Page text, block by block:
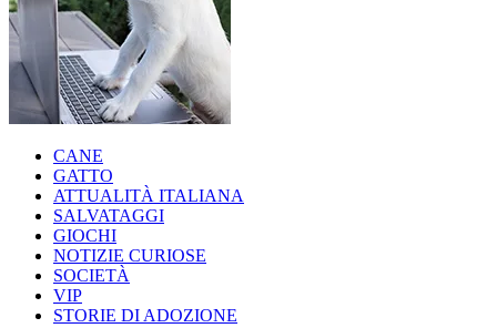
CANE
GATTO
ATTUALITÀ ITALIANA
SALVATAGGI
GIOCHI
NOTIZIE CURIOSE
SOCIETÀ
VIP
STORIE DI ADOZIONE